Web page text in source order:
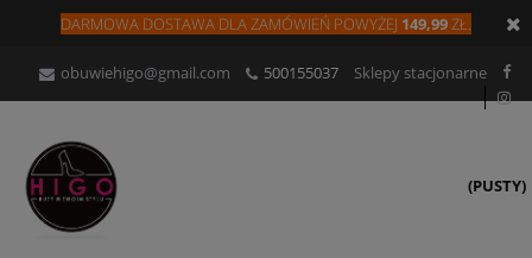
DARMOWA DOSTAWA DLAZAMÓWIEŃ POWYŻEJ 149,99ZŁ.
obuwiehigo@gmail.com 500155037 Sklepy stacjonarne
(PUSTY)